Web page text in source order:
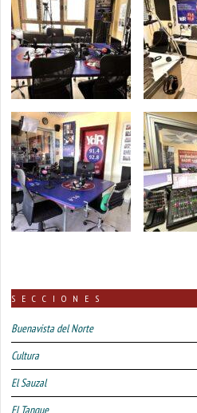
SECCIONES
Buenavista del Norte
Cultura
El Sauzal
El Tanque